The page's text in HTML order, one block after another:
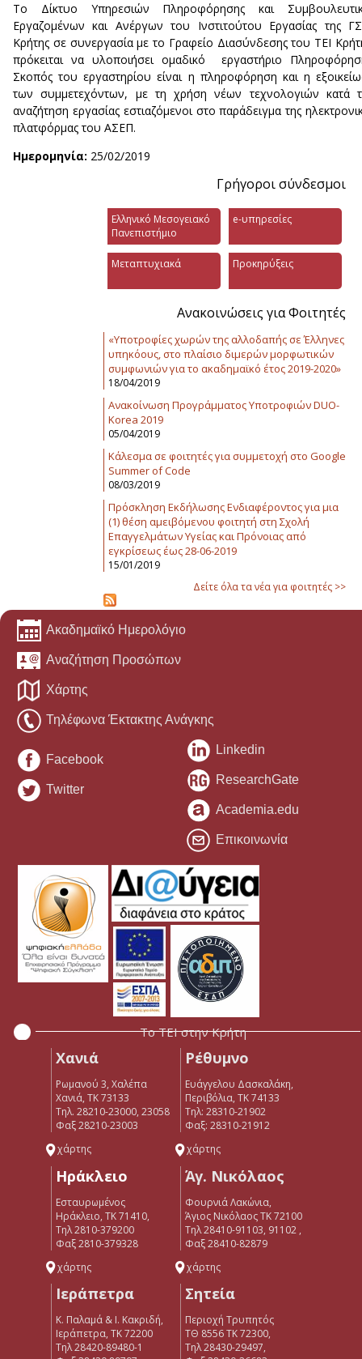
Το Δίκτυο Υπηρεσιών Πληροφόρησης και
Εργαζομένων και Ανέργων του Ινστιτούτου Εργασίας της
Κρήτης σε συνεργασία με το Γραφείο Διασύνδεσης του ΤΕΙ
πρόκειται να υλοποιήσει ομαδικό εργαστήριο
Σκοπός του εργαστηρίου είναι η πληροφόρηση και η
των συμμετεχόντων, με τη χρήση νέων τεχνολογιών κατά
αναζήτηση εργασίας εστιαζόμενοι στο παράδειγμα της
πλατφόρμας του ΑΣΕΠ.
Ημερομηνία: 25/02/2019
Γρήγοροι σύνδεσμοι
Ελληνικό Μεσογειακό
Πανεπιστήμιο
e-υπηρεσίες
Μεταπτυχιακά Προκηρύξεις
Ανακοινώσεις για Φοιτητές
«Υποτροφίες χωρών της αλλοδαπής σε Έλληνες
υπηκόους, στο πλαίσιο διμερών μορφωτικών
συμφωνιών για το ακαδημαϊκό έτος 2019-2020»
18/04/2019
Ανακοίνωση Προγράμματος Υποτροφιών DUO-
Korea 2019
05/04/2019
Κάλεσμα σε φοιτητές για συμμετοχή στο Google
Summer of Code
08/03/2019
Πρόσκληση Εκδήλωσης Ενδιαφέροντος για μια
(1) θέση αμειβόμενου φοιτητή στη Σχολή
Επαγγελμάτων Υγείας και Πρόνοιας από
εγκρίσεως έως 28-06-2019
15/01/2019
Δείτε όλα τα νέα για φοιτητές >>
Ακαδημαϊκό Ημερολόγιο
Αναζήτηση Προσώπων
Χάρτης
Τηλέφωνα Έκτακτης Ανάγκης
Facebook
Twitter
Linkedin
ResearchGate
Academia.edu
Επικοινωνία
Το ΤΕΙ στην Κρήτη
Χανιά
Ρωμανού 3, Χαλέπα
Χανιά, ΤΚ 73133
Τηλ. 28210-23000, 23058
Φαξ 28210-23003
χάρτης
Ρέθυμνο
Ευάγγελου Δασκαλάκη,
Περιβόλια, ΤΚ 74133
Tηλ: 28310-21902
Φαξ: 28310-21912
χάρτης
Ηράκλειο
Εσταυρωμένος
Ηράκλειο, ΤΚ 71410,
Τηλ 2810-379200
Φαξ 2810-379328
χάρτης
Άγ. Νικόλαος
Φουρνιά Λακώνια,
Άγιος Νικόλαος ΤΚ 72100
Τηλ 28410-91103, 91102 ,
Φαξ 28410-82879
χάρτης
Ιεράπετρα
Κ. Παλαμά & Ι. Κακριδή,
Ιεράπετρα, ΤΚ 72200
Tηλ 28420-89480-1
Σητεία
Περιοχή Τρυπητός
ΤΘ 8556 ΤΚ 72300,
Τηλ 28430-29497,